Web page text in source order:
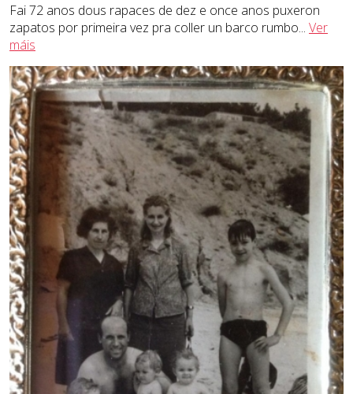
Fai 72 anos dous rapaces de dez e once anos puxeron
zapatos por primeira vez pra coller un barco rumbo... Ver
máis